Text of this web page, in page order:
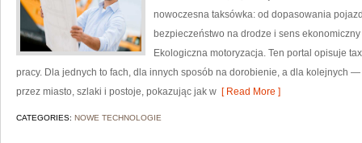
nowoczesna taksówka: od dopasowania
bezpieczeństwo na drodze i sens
Ekologiczna motoryzacja. Ten portal opisuje
pracy. Dla jednych to fach, dla innych sposób na dorobienie, a dla kolejnych
przez miasto, szlaki i postoje, pokazując jak w [ Read More ]
CATEGORIES: NOWE TECHNOLOGIE